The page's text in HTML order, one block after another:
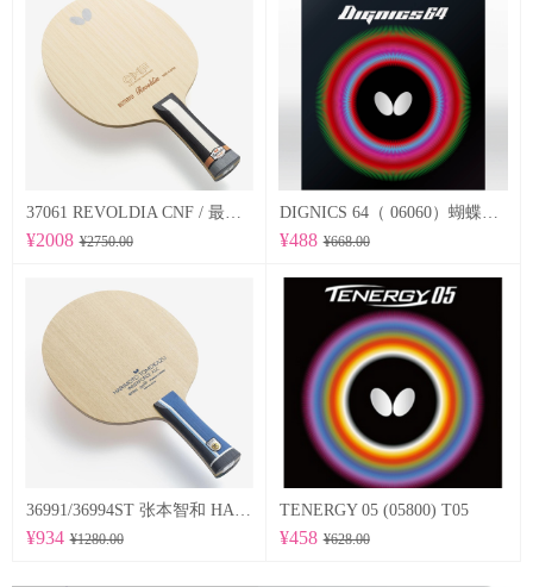
¥2008 ¥2750.00 ¥488 ¥668.00
¥934 ¥1280.00
TENERGY 05 (05800) T05
¥458 ¥628.00